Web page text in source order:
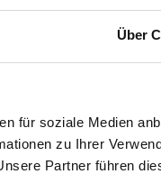
Über
für soziale Medien
zu Ihrer
Partner führen